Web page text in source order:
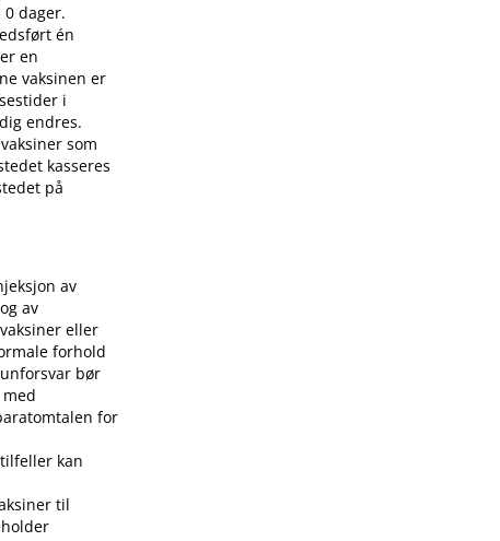
dager.
én
en
vaksinen er
i
endres.
som
kasseres
på
av
av
eller
forhold
bør
for
kan
til